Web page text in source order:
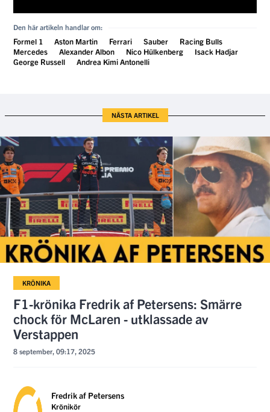
Den här artikeln handlar om:
Formel 1 Aston Martin Ferrari Sauber
Racing Bulls
Mercedes
Alexander Albon Nico Hülkenberg
Isack Hadjar
George Russell
Andrea Kimi Antonelli
NÄSTA ARTIKEL
KRÖNIKA
F1-krönika Fredrik af Petersens: Smärre
chock för McLaren - utklassade av
Verstappen
8 september, 09:17, 2025
Fredrik af Petersens
Krönikör